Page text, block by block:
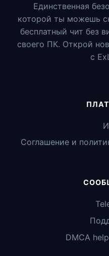
Единственная
которой ты можешь
бесплатный чит без
своего ПК. Открой
с
Соглашение и
DMCA